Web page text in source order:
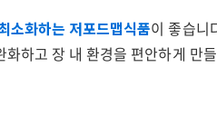
소화하는 저포드맵식품이 좋습니
하고 장 내 환경을 편안하게 만